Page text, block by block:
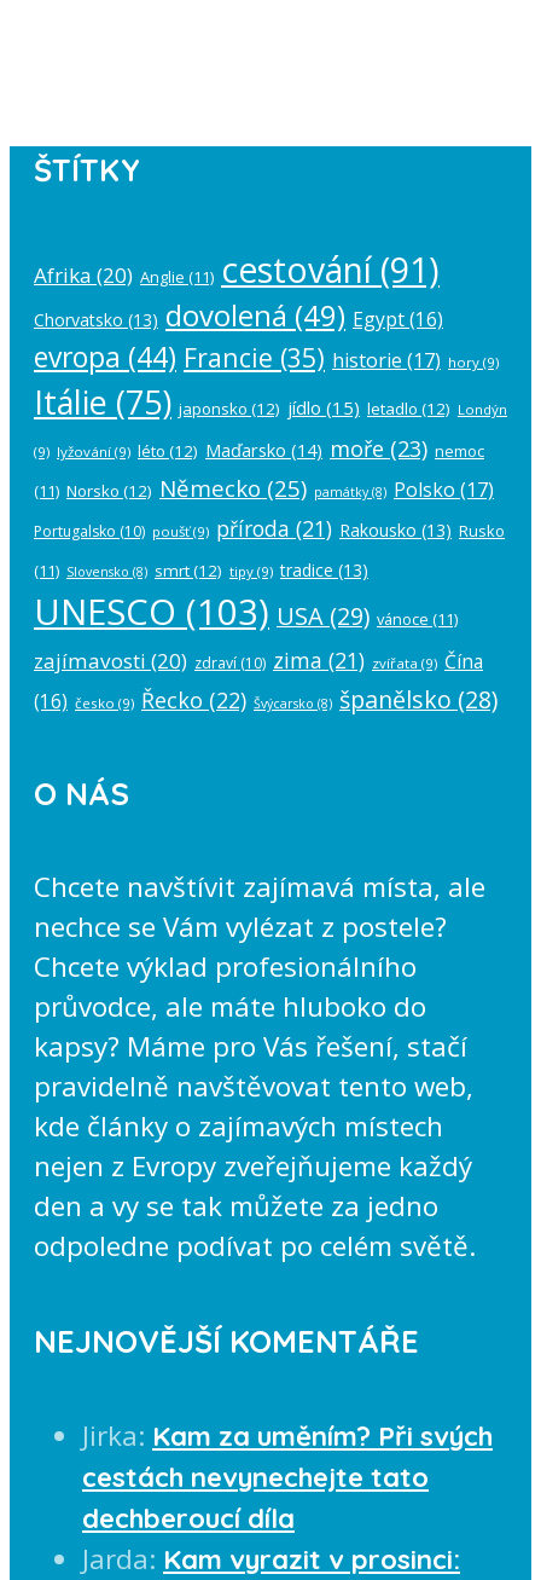
ŠTÍTKY
Afrika (20) Anglie (11) cestování(91)
Chorvatsko (13) dovolená (49) Egypt(16)
evropa (44) Francie (35) historie (17) hory (9)
Itálie (75) japonsko (12) jídlo (15) letadlo (12) Londýn
(9) lyžování (9) léto (12) Maďarsko (14) moře (23) nemoc
(11) Norsko (12) Německo (25) památky(8) Polsko (17)
Portugalsko (10) poušť(9) příroda (21) Rakousko (13) Rusko
(11) Slovensko (8) smrt(12) tipy (9) tradice (13)
UNESCO (103) USA (29) vánoce (11)
zajímavosti (20) zdraví (10) zima (21) zvířata (9) Čína
(16) česko (9) Řecko (22) Švýcarsko (8) španělsko (28)
O NÁS
Chcete navštívit zajímavá místa, ale
nechce se Vám vylézat z postele?
Chcete výklad profesionálního
průvodce, ale máte hluboko do
kapsy? Máme pro Vás řešení, stačí
pravidelně navštěvovat tento web,
kde články o zajímavých místech
nejen z Evropy zveřejňujeme každý
den a vy se tak můžete za jedno
odpoledne podívat po celém světě.
NEJNOVĚJŠÍ KOMENTÁŘE
Jirka: Kam za uměním? Při svých
cestách nevynechejte tato
dechberoucí díla
Jarda: Kam vyrazit v prosinci: